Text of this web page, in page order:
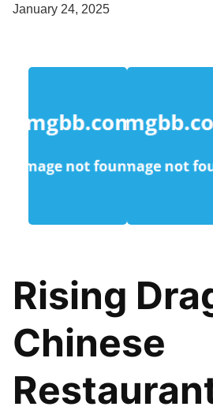
January 24, 2025
Rising
Chinese